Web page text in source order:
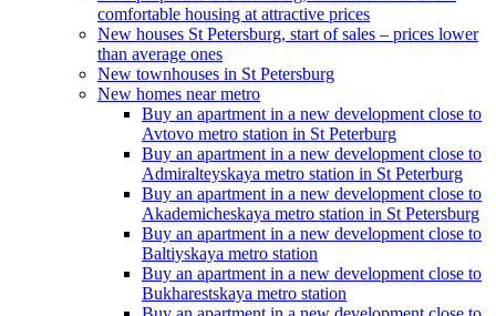
comfortable housing at attractive prices
New houses St Petersburg, start of sales – prices lower
than average ones
New townhouses in St Petersburg
New homes near metro
Buy an apartment in a new development close to
Avtovo metro station in St Peterburg
Buy an apartment in a new development close to
Admiralteyskaya metro station in St Peterburg
Buy an apartment in a new development close to
Akademicheskaya metro station in St Petersburg
Buy an apartment in a new development close to
Baltiyskaya metro station
Buy an apartment in a new development close to
Bukharestskaya metro station